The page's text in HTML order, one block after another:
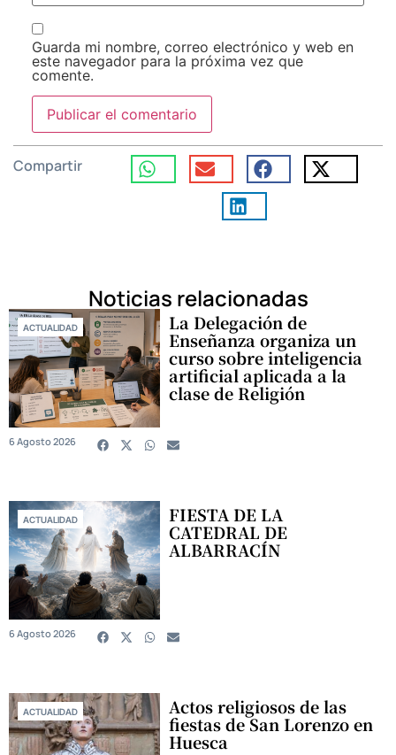
Guarda mi nombre, correo electrónico y web en
este navegador para la próxima vez que
comente.
Compartir
Noticias relacionadas
ACTUALIDAD La Delegación de
Enseñanza organiza un
curso sobre inteligencia
artificial aplicada a la
clase de Religión
6 Agosto 2026
ACTUALIDAD FIESTA DE LA
CATEDRAL DE
ALBARRACÍN
6 Agosto 2026
ACTUALIDAD Actos religiosos de las
fiestas de San Lorenzo en
Huesca